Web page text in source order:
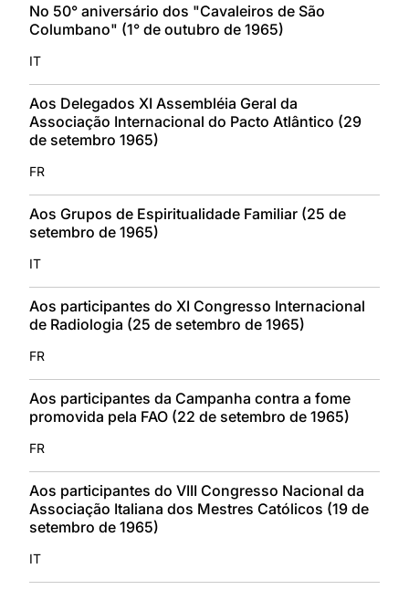
No 50° aniversário dos "Cavaleiros de São
Columbano" (1° de outubro de 1965)
IT
Aos Delegados XI Assembléia Geral da
Associação Internacional do Pacto Atlântico (29
de setembro 1965)
FR
Aos Grupos de Espiritualidade Familiar (25 de
setembro de 1965)
IT
Aos participantes do XI Congresso Internacional
de Radiologia (25 de setembro de 1965)
FR
Aos participantes da Campanha contra a fome
promovida pela FAO (22 de setembro de 1965)
FR
Aos participantes do VIII Congresso Nacional da
Associação Italiana dos Mestres Católicos (19 de
setembro de 1965)
IT